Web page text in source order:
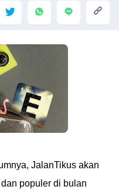
JalanTikus akan
populer di bulan